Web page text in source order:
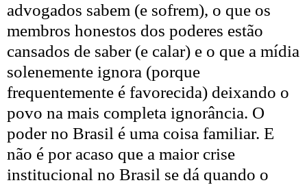
advogados sabem (e sofrem), o que os
membros honestos dos poderes estão
cansados de saber (e calar) e o que a mídia
solenemente ignora (porque
frequentemente é favorecida) deixando o
povo na mais completa ignorância. O
poder no Brasil é uma coisa familiar. E
não é por acaso que a maior crise
institucional no Brasil se dá quando o